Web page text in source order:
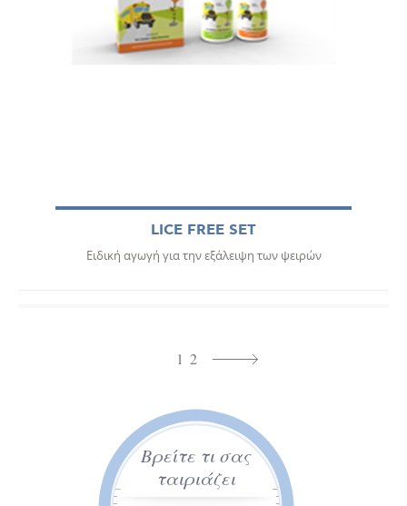
LICE FREE SET
Ειδική αγωγή για την εξάλειψη των ψειρών
1 2
Βρείτε τι σας
ταιριάζει